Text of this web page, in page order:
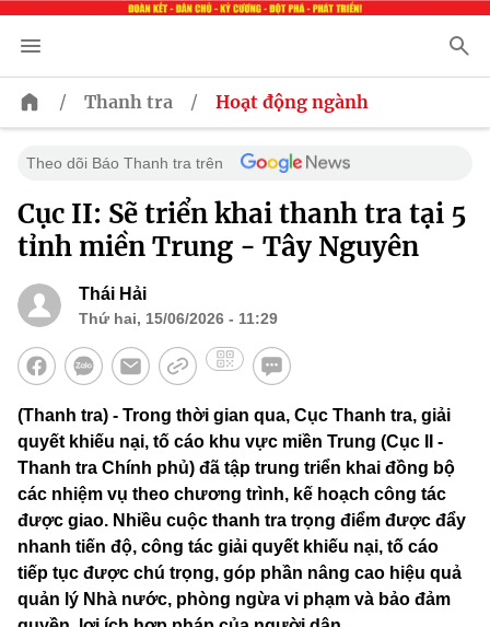
/ Thanh tra / Hoạt động ngành
Theo dõi Báo Thanh tra trên
Cục II: Sẽ triển khai thanh tra tại 5
tỉnh miền Trung - Tây Nguyên
Thái Hải
Thứ hai, 15/06/2026 - 11:29
(Thanh tra) - Trong thời gian qua, Cục Thanh tra, giải
quyết khiếu nại, tố cáo khu vực miền Trung (Cục II -
Thanh tra Chính phủ) đã tập trung triển khai đồng bộ
các nhiệm vụ theo chương trình, kế hoạch công tác
được giao. Nhiều cuộc thanh tra trọng điểm được đẩy
nhanh tiến độ, công tác giải quyết khiếu nại, tố cáo
tiếp tục được chú trọng, góp phần nâng cao hiệu quả
quản lý Nhà nước, phòng ngừa vi phạm và bảo đảm